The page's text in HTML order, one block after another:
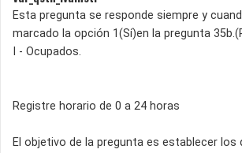
Esta pregunta se responde siempre y
marcado la opción 1(Sí)en la pregunta
I - Ocupados.
Registre horario de 0 a 24 horas
El objetivo de la pregunta es establecer